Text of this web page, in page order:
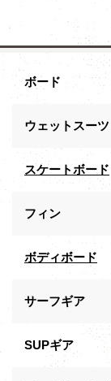
ボード
ウェットスーツ
スケートボード
フィン
ボディボード
サーフギア
SUPギア